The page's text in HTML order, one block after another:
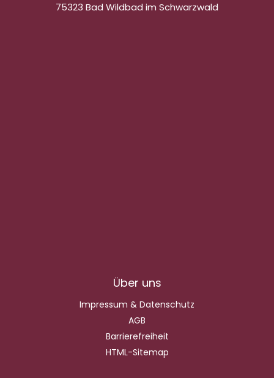
75323 Bad Wildbad im Schwarzwald
Über uns
Impressum & Datenschutz
AGB
Barrierefreiheit
HTML-Sitemap